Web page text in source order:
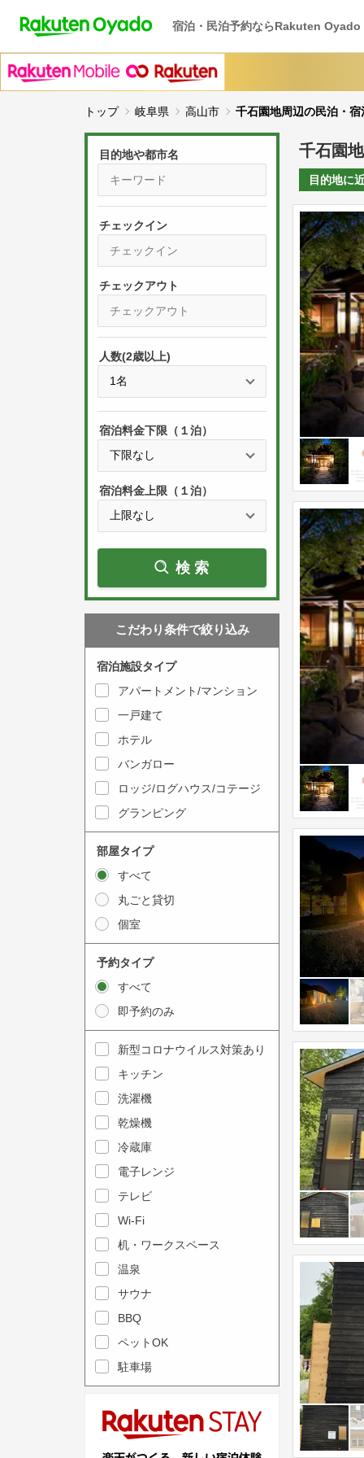
宿泊・民泊予約ならRakuten Oyado
トップ 岐阜県 高山市 千石園地周辺の民泊・宿
目的地や都市名
チェックイン
r
s
s
e
w
a
r
w
e
t
o
t
e
a
c
t
w
i
t
h
c
a
l
n
d
a
r
a
n
s
e
l
c
P
r
s
t
e
w
a
r
w
k
t
o
n
t
e
r
a
c
w
i
t
h
t
h
c
a
l
e
n
d
r
a
n
s
e
e
人数(2歳以上)
宿泊料金下限（１泊）
宿泊料金上限（１泊）
検索
こだわり条件で絞り込み
宿泊施設タイプ
アパートメント/マンション
一戸建て
ホテル
バンガロー
ロッジ/ログハウス/コテージ
グランピング
部屋タイプ
すべて
丸ごと貸切
個室
予約タイプ
すべて
即予約のみ
新型コロナウイルス対策あり
キッチン
洗濯機
乾燥機
冷蔵庫
電子レンジ
テレビ
Wi-Fi
机・ワークスペース
温泉
サウナ
BBQ
ペットOK
駐車場
千石園
目的地に